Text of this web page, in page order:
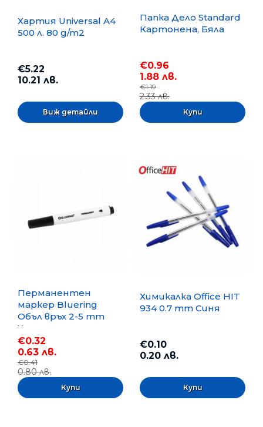
Хартия Universal A4
500 л. 80 g/m2
€5.22
10.21 лв.
Виж детайли
Папка Дело Standard
Картонена, Бяла
€0.96
1.88 лв.
€1.19
2.33 лв.
Перманентен
маркер Bluering
Объл връх 2-5 mm
Черен
€0.32
0.63 лв.
€0.41
0.80 лв.
Химикалка Office HIT
934 0.7 mm Синя
€0.10
0.20 лв.